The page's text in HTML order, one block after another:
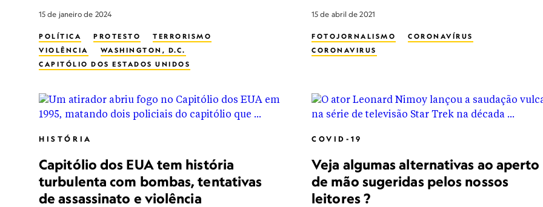
15 de janeiro de 2024
POLÍTICA PROTESTO
TERRORISMO
VIOLÊNCIA
WASHINGTON, D.C.
CAPITÓLIO DOS ESTADOS UNIDOS
15 de abril de 2021
FOTOJORNALISMO
CORONAVÍRUS
CORONAVIRUS
HISTÓRIA
Capitólio dos EUA tem história
turbulenta com bombas, tentativas
de assassinato e violência
COVID-19
Veja algumas alternativas ao aperto
de mão sugeridas pelos nossos
leitores ?